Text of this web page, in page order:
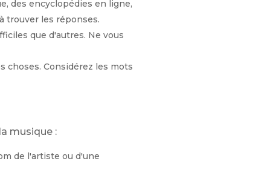
des encyclopédies en ligne,
trouver les réponses.
que d'autres. Ne vous
choses. Considérez les mots
musique :
de l'artiste ou d'une